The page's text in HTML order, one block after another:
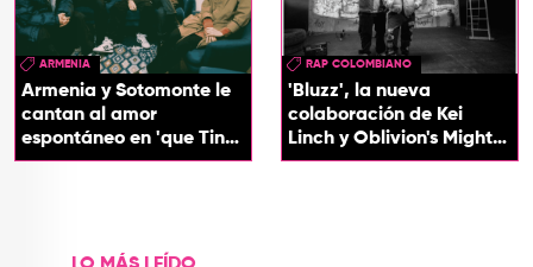
ARMENIA
Armenia y Sotomonte le
cantan al amor
espontáneo en 'que Tin
que Tan'
RAP COLOMBIANO
'Bluzz', la nueva
colaboración de Kei
Linch y Oblivion's Mighty
Trash